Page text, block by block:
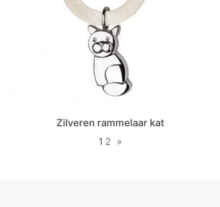
Zilveren rammelaar kat
1 2 »